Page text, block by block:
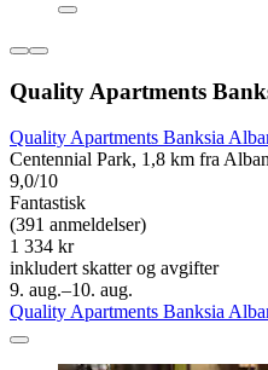
Quality Apartments
Quality Apartments Banksia
Centennial Park, 1,8 km fra
9,0/10
Fantastisk
(391 anmeldelser)
1 334 kr
inkludert skatter og avgifter
9. aug.–10. aug.
Quality Apartments Banksia